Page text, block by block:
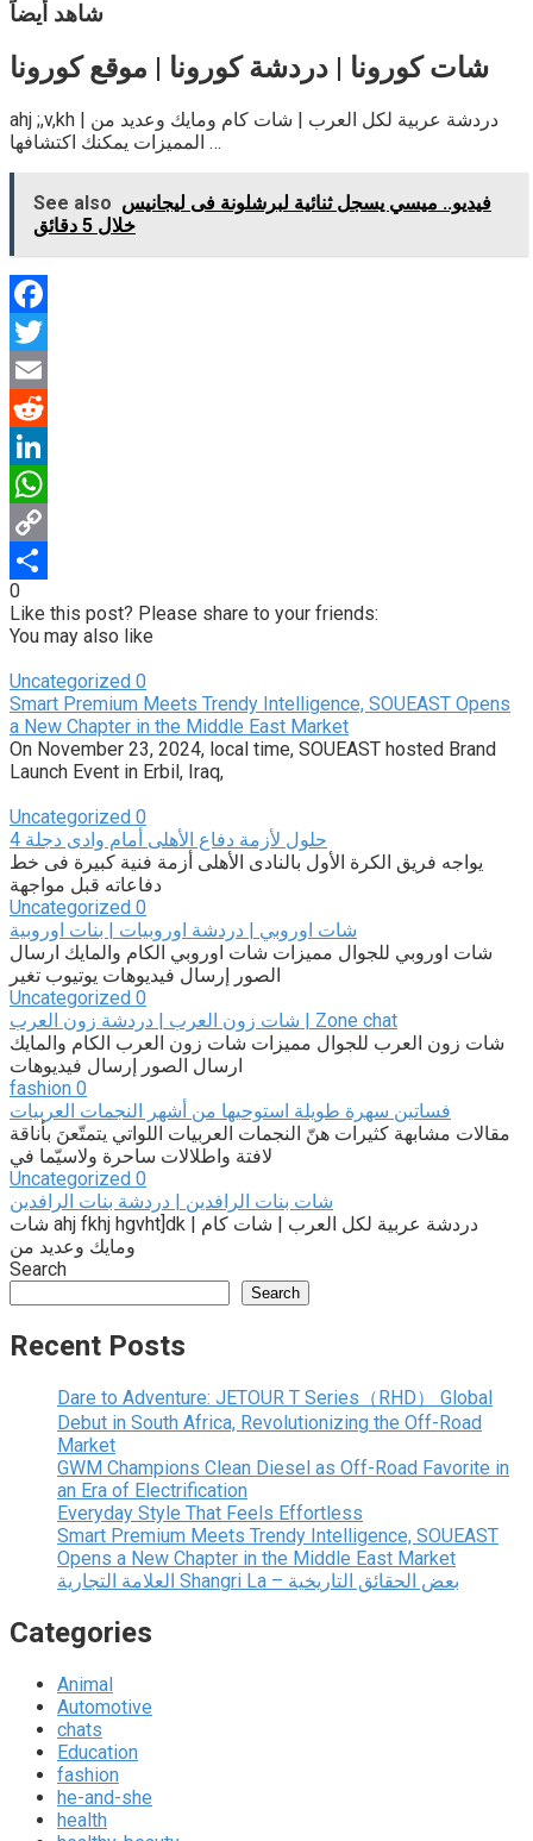
شاهد أيضاً
شات كورونا | دردشة كورونا | موقع كورونا
ahj ;,v,kh | دردشة عربية لكل العرب | شات كام ومايك وعديد من
المميزات يمكنك اكتشافها …
See also فيديو.. ميسي يسجل ثنائية لبرشلونة فى ليجانيس
خلال 5 دقائق
Facebook
Twitter
Email
Reddit
LinkedIn
WhatsApp
Copy
Link
Share
0
Like this post? Please share to your friends:
You may also like
Uncategorized 0
Smart Premium Meets Trendy Intelligence, SOUEAST Opens
a New Chapter in the Middle East Market
On November 23, 2024, local time, SOUEAST hosted Brand
Launch Event in Erbil, Iraq,
Uncategorized 0
4 حلول لأزمة دفاع الأهلى أمام وادى دجلة
يواجه فريق الكرة الأول بالنادى الأهلى أزمة فنية كبيرة فى خط
دفاعاته قبل مواجهة
Uncategorized 0
شات اوروبي | دردشة اوروبيات | بنات اوروبية
شات اوروبي للجوال مميزات شات اوروبي الكام والمايك ارسال
الصور إرسال فيديوهات يوتيوب تغير
Uncategorized 0
شات زون العرب | دردشة زون العرب | Zone chat
شات زون العرب للجوال مميزات شات زون العرب الكام والمايك
ارسال الصور إرسال فيديوهات
fashion 0
فساتين سهرة طويلة استوحيها من أشهر النجمات العربيات
مقالات مشابهة كثيرات هنّ النجمات العربيات اللواتي يتمتّعنَ بأناقة
لافتة واطلالات ساحرة ولاسيّما في
Uncategorized 0
شات بنات الرافدين | دردشة بنات الرافدين
شات ahj fkhj hgvht]dk | دردشة عربية لكل العرب | شات كام
ومايك وعديد من
Search
Search
Recent Posts
Dare to Adventure: JETOUR T Series（RHD） Global
Debut in South Africa, Revolutionizing the Off-Road
Market
GWM Champions Clean Diesel as Off-Road Favorite in
an Era of Electrification
Everyday Style That Feels Effortless
Smart Premium Meets Trendy Intelligence, SOUEAST
Opens a New Chapter in the Middle East Market
العلامة التجارية Shangri La – بعض الحقائق التاريخية
Categories
Animal
Automotive
chats
Education
fashion
he-and-she
health